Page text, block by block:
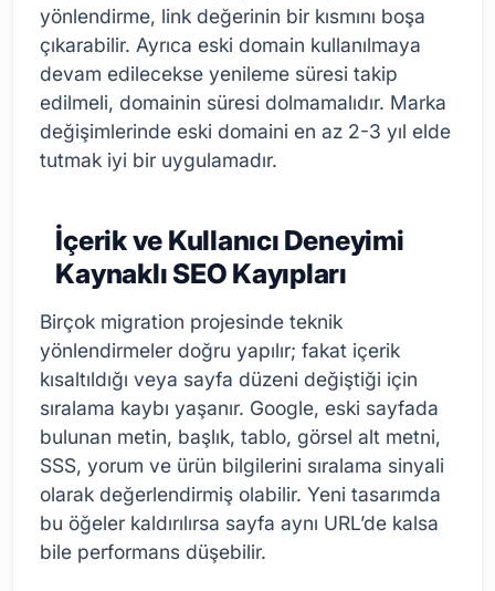
yönlendirme, link değerinin bir kısmını boşa
çıkarabilir. Ayrıca eski domain kullanılmaya
devam edilecekse yenileme süresi takip
edilmeli, domainin süresi dolmamalıdır. Marka
değişimlerinde eski domaini en az 2-3 yıl elde
tutmak iyi bir uygulamadır.
İçerik ve Kullanıcı Deneyimi
Kaynaklı SEO Kayıpları
Birçok migration projesinde teknik
yönlendirmeler doğru yapılır; fakat içerik
kısaltıldığı veya sayfa düzeni değiştiği için
sıralama kaybı yaşanır. Google, eski sayfada
bulunan metin, başlık, tablo, görsel alt metni,
SSS, yorum ve ürün bilgilerini sıralama sinyali
olarak değerlendirmiş olabilir. Yeni tasarımda
bu öğeler kaldırılırsa sayfa aynı URL’de kalsa
bile performans düşebilir.